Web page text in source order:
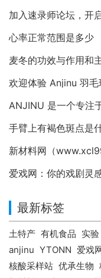
加入速录师论坛，开
心率正常范围是多少
麦冬的功效与作用和
欢迎体验 Anjinu 羽
ANJINU 是一个专注
手臂上有褐色斑点是
新材料网（
爱戏网：你的戏剧灵
最新标签
土特产 有机食品 实验
anjinu YTONN 爱戏
核酸采样站 优承生物